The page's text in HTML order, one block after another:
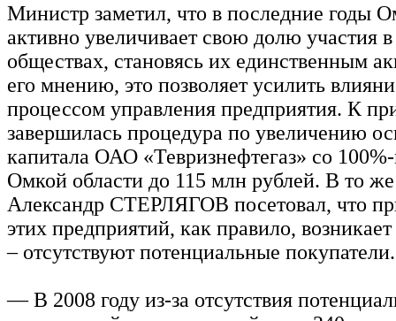
Министр заметил, что в последние годы
активно увеличивает свою долю участия
обществах, становясь их единственным
его мнению, это позволяет усилить
процессом управления предприятия. К
завершилась процедура по увеличению
капитала ОАО «Тевризнефтегаз» со
Омкой области до 115 млн рублей. В то
Александр СТЕРЛЯГОВ посетовал, что
этих предприятий, как правило,
– отсутствуют потенциальные покупатели.
— В 2008 году из-за отсутствия